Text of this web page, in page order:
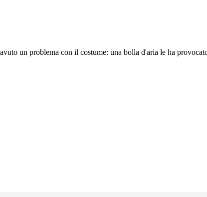
un problema con il costume: una bolla d'aria le ha